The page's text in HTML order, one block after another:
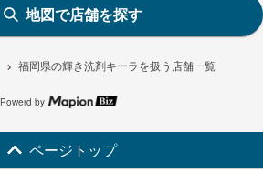
福岡県の輝き洗剤キーラを扱う店舗一覧
地図で店舗を探す
Powerd by
ページトップ